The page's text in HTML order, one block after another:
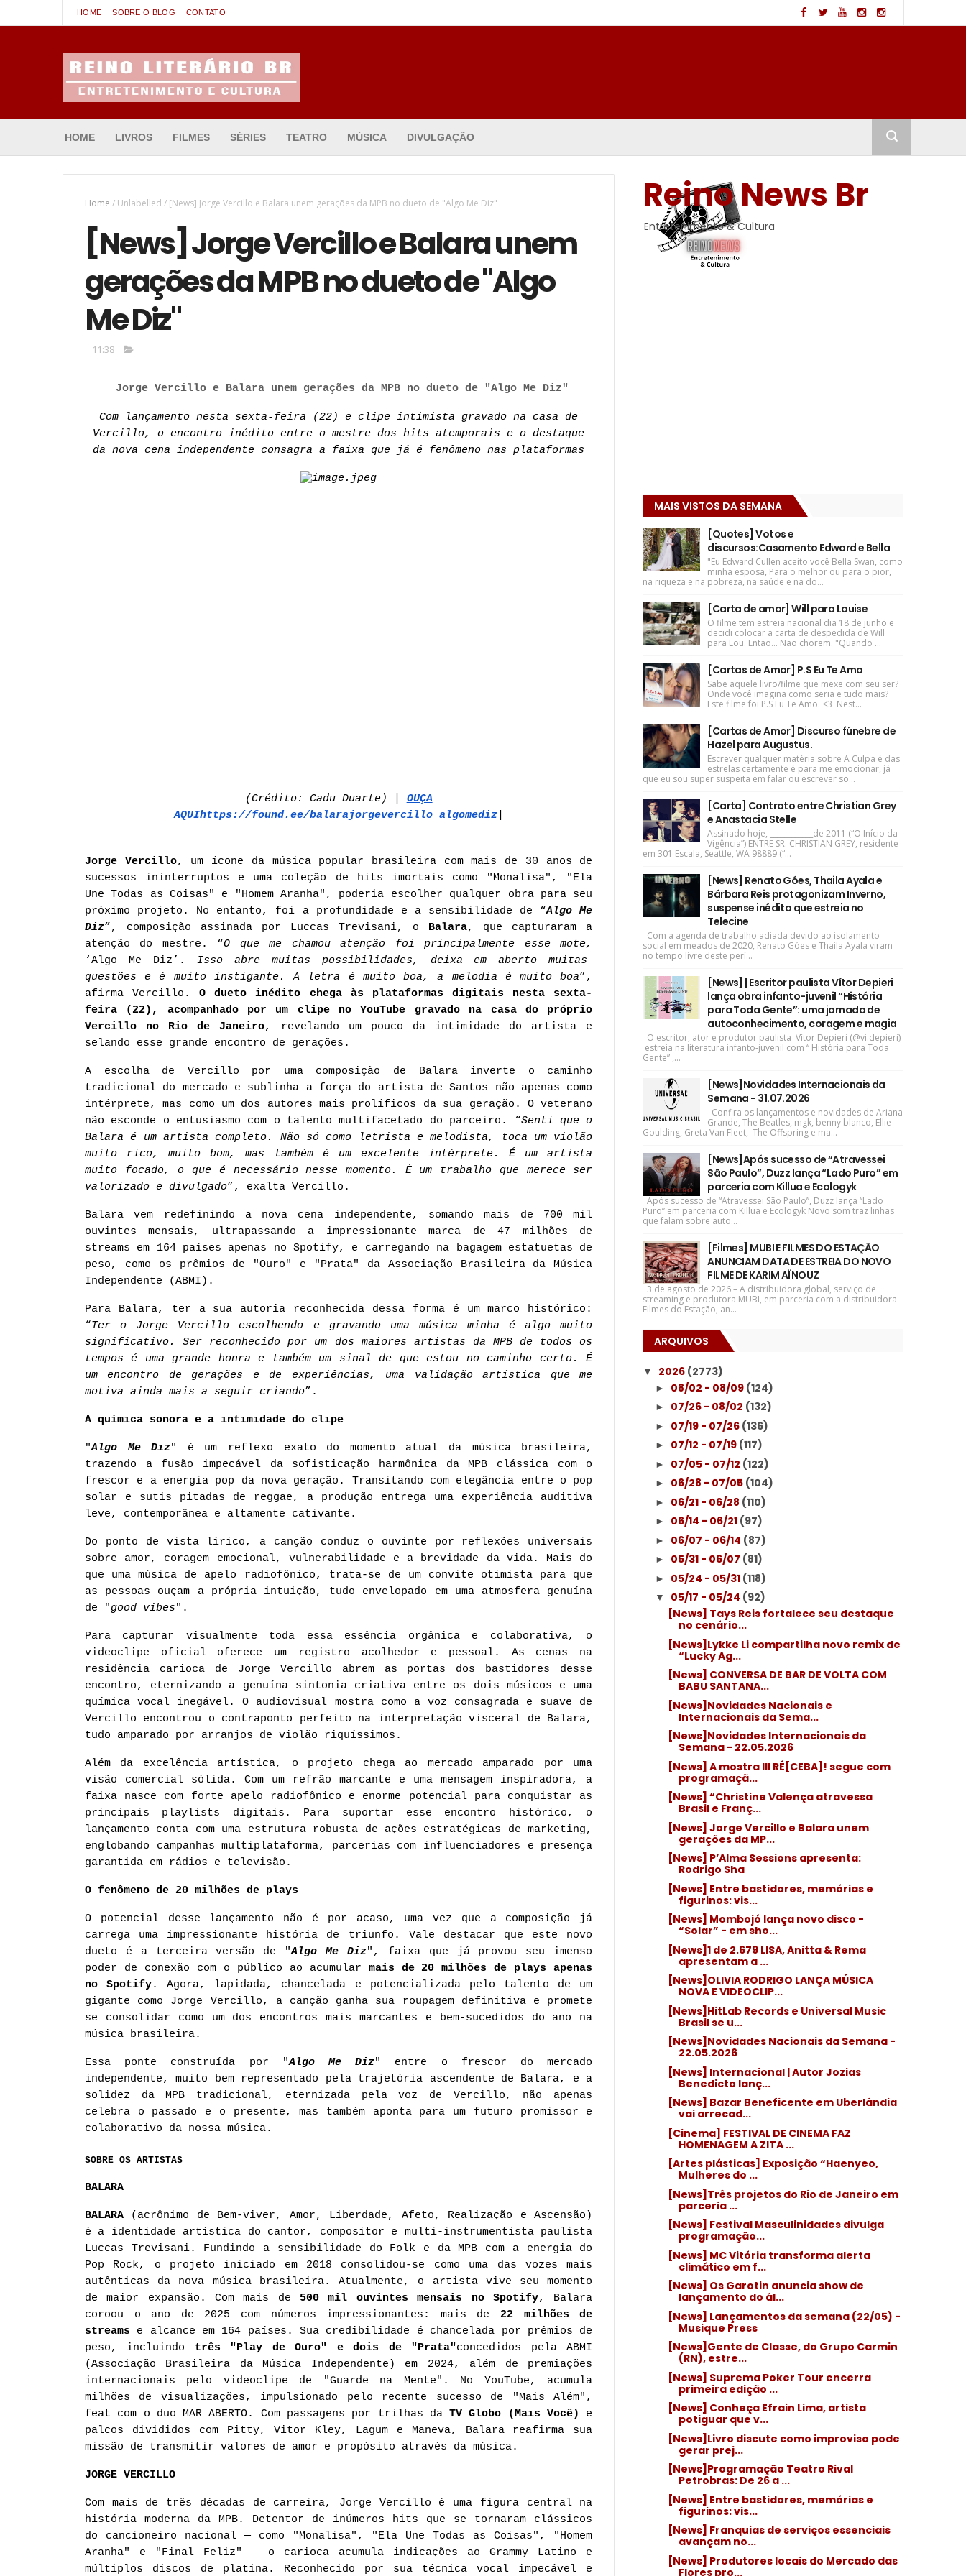
HOME SOBRE O BLOG CONTATO
HOME LIVROS FILMES SÉRIES TEATRO MÚSICA DIVULGAÇÃO
Home / Unlabelled / [News] Jorge Vercillo e Balara unem gerações da MPB no dueto de "Algo Me Diz"
[News] Jorge Vercillo e Balara unem
gerações da MPB no dueto de "Algo
Me Diz"
11:38
Jorge Vercillo e Balara unem gerações da MPB no dueto de "Algo Me Diz"
Com lançamento nesta sexta-feira (22) e clipe intimista gravado na casa de
Vercillo, o encontro inédito entre o mestre dos hits atemporais e o destaque
da nova cena independente consagra a faixa que já é fenômeno nas plataformas
(Crédito: Cadu Duarte) | OUÇA
AQUIhttps://found.ee/balarajorgevercillo_algomediz|
Jorge Vercillo, um ícone da música popular brasileira com mais de 30 anos de
sucessos ininterruptos e uma coleção de hits imortais como "Monalisa", "Ela
Une Todas as Coisas" e "Homem Aranha", poderia escolher qualquer obra para seu
próximo projeto. No entanto, foi a profundidade e a sensibilidade de “Algo Me
Diz”, composição assinada por Luccas Trevisani, o Balara, que capturaram a
atenção do mestre. “O que me chamou atenção foi principalmente esse mote,
‘Algo Me Diz’. Isso abre muitas possibilidades, deixa em aberto muitas
questões e é muito instigante. A letra é muito boa, a melodia é muito boa”,
afirma Vercillo.O dueto inédito chega às plataformas digitais nesta sexta-
feira (22), acompanhado por um clipe no YouTube gravado na casa do próprio
Vercillo no Rio de Janeiro, revelando um pouco da intimidade do artista e
selando esse grande encontro de gerações.
A escolha de Vercillo por uma composição de Balara inverte o caminho
tradicional do mercado e sublinha a força do artista de Santos não apenas como
intérprete, mas como um dos autores mais prolíficos da sua geração. O veterano
não esconde o entusiasmo com o talento multifacetado do parceiro. “Senti que o
Balara é um artista completo. Não só como letrista e melodista, toca um violão
muito rico, muito bom, mas também é um excelente intérprete. É um artista
muito focado, o que é necessário nesse momento. É um trabalho que merece ser
valorizado e divulgado”, exalta Vercillo.
Balara vem redefinindo a nova cena independente, somando mais de 700 mil
ouvintes mensais, ultrapassando a impressionante marca de 47 milhões de
streams em 164 países apenas no Spotify, e carregando na bagagem estatuetas de
peso, como os prêmios de "Ouro" e "Prata" da Associação Brasileira da Música
Independente (ABMI).
Para Balara, ter a sua autoria reconhecida dessa forma é um marco histórico:
“Ter o Jorge Vercillo escolhendo e gravando uma música minha é algo muito
significativo. Ser reconhecido por um dos maiores artistas da MPB de todos os
tempos é uma grande honra e também um sinal de que estou no caminho certo. É
um encontro de gerações e de experiências, uma validação artística que me
motiva ainda mais a seguir criando”.
A química sonora e a intimidade do clipe
"Algo Me Diz" é um reflexo exato do momento atual da música brasileira,
trazendo a fusão impecável da sofisticação harmônica da MPB clássica com o
frescor e a energia pop da nova geração. Transitando com elegância entre o pop
solar e sutis pitadas de reggae, a produção entrega uma experiência auditiva
leve, contemporânea e altamente cativante.
Do ponto de vista lírico, a canção conduz o ouvinte por reflexões universais
sobre amor, coragem emocional, vulnerabilidade e a brevidade da vida. Mais do
que uma música de apelo radiofônico, trata-se de um convite otimista para que
as pessoas ouçam a própria intuição, tudo envelopado em uma atmosfera genuína
de "good vibes".
Para capturar visualmente toda essa essência orgânica e colaborativa, o
videoclipe oficial oferece um registro acolhedor e pessoal. As cenas na
residência carioca de Jorge Vercillo abrem as portas dos bastidores desse
encontro, eternizando a genuína sintonia criativa entre os dois músicos e uma
química vocal inegável. O audiovisual mostra como a voz consagrada e suave de
Vercillo encontrou o contraponto perfeito na interpretação visceral de Balara,
tudo amparado por arranjos de violão riquíssimos.
Além da excelência artística, o projeto chega ao mercado amparado por uma
visão comercial sólida. Com um refrão marcante e uma mensagem inspiradora, a
faixa nasce com forte apelo radiofônico e enorme potencial para conquistar as
principais playlists digitais. Para suportar esse encontro histórico, o
lançamento conta com uma estrutura robusta de ações estratégicas de marketing,
englobando campanhas multiplataforma, parcerias com influenciadores e presença
garantida em rádios e televisão.
O fenômeno de 20 milhões de plays
O potencial desse lançamento não é por acaso, uma vez que a composição já
carrega uma impressionante história de triunfo. Vale destacar que este novo
dueto é a terceira versão de "Algo Me Diz", faixa que já provou seu imenso
poder de conexão com o público ao acumular mais de 20 milhões de plays apenas
no Spotify. Agora, lapidada, chancelada e potencializada pelo talento de um
gigante como Jorge Vercillo, a canção ganha sua roupagem definitiva e promete
se consolidar como um dos encontros mais marcantes e bem-sucedidos do ano na
música brasileira.
Essa ponte construída por "Algo Me Diz" entre o frescor do mercado
independente, muito bem representado pela trajetória ascendente de Balara, e a
solidez da MPB tradicional, eternizada pela voz de Vercillo, não apenas
celebra o passado e o presente, mas também aponta para um futuro promissor e
colaborativo da nossa música.
SOBRE OS ARTISTAS
BALARA
BALARA (acrônimo de Bem-viver, Amor, Liberdade, Afeto, Realização e Ascensão)
é a identidade artística do cantor, compositor e multi-instrumentista paulista
Luccas Trevisani. Fundindo a sensibilidade do Folk e da MPB com a energia do
Pop Rock, o projeto iniciado em 2018 consolidou-se como uma das vozes mais
autênticas da nova música brasileira. Atualmente, o artista vive seu momento
de maior expansão. Com mais de 500 mil ouvintes mensais no Spotify, Balara
coroou o ano de 2025 com números impressionantes: mais de22 milhões de
streams e alcance em 164 países. Sua credibilidade é chancelada por prêmios de
peso, incluindo três "Play de Ouro" e dois de "Prata"concedidos pela ABMI
(Associação Brasileira da Música Independente) em 2024, além de premiações
internacionais pelo videoclipe de "Guarde na Mente". No YouTube, acumula
milhões de visualizações, impulsionado pelo recente sucesso de "Mais Além",
feat com o duo MAR ABERTO. Com passagens por trilhas daTV Globo (Mais Você)
e
palcos divididos com Pitty, Vitor Kley, Lagum e Maneva, Balara reafirma sua
missão de transmitir valores de amor e propósito através da música.
JORGE VERCILLO
Com mais de três décadas de carreira, Jorge Vercillo é uma figura central na
história moderna da MPB. Detentor de inúmeros hits que se tornaram clássicos
do cancioneiro nacional — como "Monalisa", "Ela Une Todas as Coisas", "Homem
Aranha" e "Final Feliz" — o carioca acumula indicações ao Grammy Latino e
múltiplos discos de platina. Reconhecido por sua técnica vocal impecável e
Reino News Br
Entretenimento & Cultura
MAIS VISTOS DA SEMANA
[Quotes] Votos e
discursos:Casamento Edward e Bella
"Eu Edward Cullen aceito você Bella Swan, como
minha esposa, Para o melhor ou para o pior,
na riqueza e na pobreza, na saúde e na do...
[Carta de amor] Will para Louise
O filme tem estreia nacional dia 18 de junho e
decidi colocar a carta de despedida de Will
para Lou. Então... Não chorem. "Quando ...
[Cartas de Amor] P.S Eu Te Amo
Sabe aquele livro/filme que mexe com seu ser?
Onde você imagina como seria e tudo mais?
Este filme foi P.S Eu Te Amo. <3 Nest...
[Cartas de Amor] Discurso fúnebre de
Hazel para Augustus.
Escrever qualquer matéria sobre A Culpa é das
estrelas certamente é para me emocionar, já
que eu sou super suspeita em falar ou escrever so...
[Carta] Contrato entre Christian Grey
e Anastacia Stelle
Assinado hoje, ____________de 2011 (“O Início da
Vigência”) ENTRE SR. CHRISTIAN GREY, residente
em 301 Escala, Seattle, WA 98889 (“...
[News] Renato Góes, Thaila Ayala e
Bárbara Reis protagonizam Inverno,
suspense inédito que estreia no
Telecine
Com a agenda de trabalho adiada devido ao isolamento
social em meados de 2020, Renato Góes e Thaila Ayala viram
no tempo livre deste perí...
[News] | Escritor paulista Vítor Depieri
lança obra infanto-juvenil “História
para Toda Gente”: uma jornada de
autoconhecimento, coragem e magia
O escritor, ator e produtor paulista Vítor Depieri (@vi.depieri)
estreia na literatura infanto-juvenil com “ História para Toda
Gente” ,...
[News]Novidades Internacionais da
Semana - 31.07.2026
Confira os lançamentos e novidades de Ariana
Grande, The Beatles, mgk, benny blanco, Ellie
Goulding, Greta Van Fleet, The Offspring e ma...
[News]Após sucesso de “Atravessei
São Paulo”, Duzz lança “Lado Puro” em
parceria com Killua e Ecologyk
Após sucesso de “Atravessei São Paulo”, Duzz lança “Lado
Puro” em parceria com Killua e Ecologyk Novo som traz linhas
que falam sobre auto...
[Filmes] MUBI E FILMES DO ESTAÇÃO
ANUNCIAM DATA DE ESTREIA DO NOVO
FILME DE KARIM AÏNOUZ
3 de agosto de 2026 – A distribuidora global, serviço de
streaming e produtora MUBI, em parceria com a distribuidora
Filmes do Estação, an...
ARQUIVOS
▼ 2026 (2773)
► 08/02 - 08/09 (124)
► 07/26 - 08/02 (132)
► 07/19 - 07/26 (136)
► 07/12 - 07/19 (117)
► 07/05 - 07/12 (122)
► 06/28 - 07/05 (104)
► 06/21 - 06/28 (110)
► 06/14 - 06/21 (97)
► 06/07 - 06/14 (87)
► 05/31 - 06/07 (81)
► 05/24 - 05/31 (118)
▼ 05/17 - 05/24 (92)
[News] Tays Reis fortalece seu destaque
no cenário...
[News]Lykke Li compartilha novo remix de
“Lucky Ag...
[News] CONVERSA DE BAR DE VOLTA COM
BABU SANTANA...
[News]Novidades Nacionais e
Internacionais da Sema...
[News]Novidades Internacionais da
Semana - 22.05.2026
[News] A mostra III RÉ[CEBA]! segue com
programaçã...
[News] “Christine Valença atravessa
Brasil e Franç...
[News] Jorge Vercillo e Balara unem
gerações da MP...
[News] P’Alma Sessions apresenta:
Rodrigo Sha
[News] Entre bastidores, memórias e
figurinos: vis...
[News] Mombojó lança novo disco -
“Solar” - em sho...
[News]1 de 2.679 LISA, Anitta & Rema
apresentam a ...
[News]OLIVIA RODRIGO LANÇA MÚSICA
NOVA E VIDEOCLIP...
[News]HitLab Records e Universal Music
Brasil se u...
[News]Novidades Nacionais da Semana -
22.05.2026
[News] Internacional | Autor Jozias
Benedicto lanç...
[News] Bazar Beneficente em Uberlândia
vai arrecad...
[Cinema] FESTIVAL DE CINEMA FAZ
HOMENAGEM A ZITA ...
[Artes plásticas] Exposição “Haenyeo,
Mulheres do ...
[News]Três projetos do Rio de Janeiro em
parceria ...
[News] Festival Masculinidades divulga
programação...
[News] MC Vitória transforma alerta
climático em f...
[News] Os Garotin anuncia show de
lançamento do ál...
[News] Lançamentos da semana (22/05) -
Musique Press
[News]Gente de Classe, do Grupo Carmin
(RN), estre...
[News] Suprema Poker Tour encerra
primeira edição ...
[News] Conheça Efrain Lima, artista
potiguar que v...
[News]Livro discute como improviso pode
gerar prej...
[News]Programação Teatro Rival
Petrobras: De 26 a ...
[News] Entre bastidores, memórias e
figurinos: vis...
[News] Franquias de serviços essenciais
avançam no...
[News] Produtores locais do Mercado das
Flores pro...